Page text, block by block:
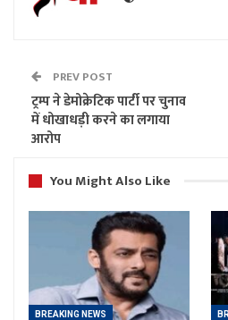
PREV POST
ट्रम्प ने डेमोक्रेटिक पार्टी पर चुनाव
में धोखाधड़ी करने का लगाया
आरोप
You Might Also Like
BREAKING NEWS